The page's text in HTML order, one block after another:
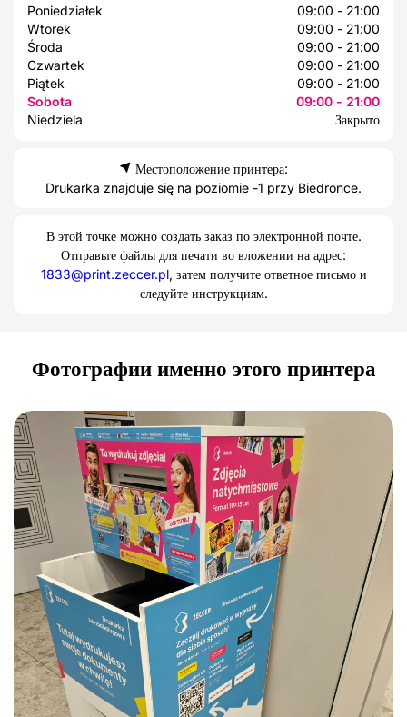
Poniedziałek
09:00 - 21:00
Wtorek
09:00 - 21:00
Środa
09:00 - 21:00
Czwartek
09:00 - 21:00
Piątek
09:00 - 21:00
Sobota
09:00 - 21:00
Niedziela
Закрыто
Местоположение принтера:
Drukarka znajduje się na poziomie -1 przy Biedronce.
В этой точке можно создать заказ по электронной почте.
Отправьте файлы для печати во вложении на адрес:
1833@print.zeccer.pl, затем получите ответное письмо и
следуйте инструкциям.
Фотографии именно этого принтера